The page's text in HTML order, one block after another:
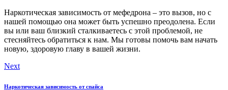
Наркотическая зависимость от мефедрона – это вызов, но с
нашей помощью она может быть успешно преодолена. Если
вы или ваш близкий сталкиваетесь с этой проблемой, не
стесняйтесь обратиться к нам. Мы готовы помочь вам начать
новую, здоровую главу в вашей жизни.
Навигация
по
Next
Наркотическая зависимость от спайса